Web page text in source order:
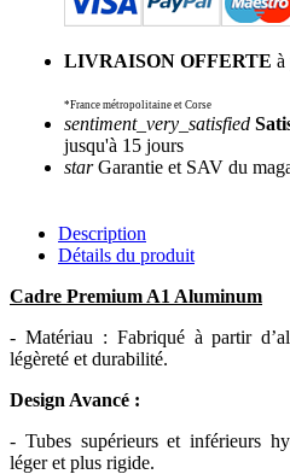
LIVRAISON OFFERTE à
*France métropolitaine et Corse
sentiment_very_satisfied
jusqu'à 15 jours
starGarantie et SAV du
Description
Détails du produit
Cadre Premium A1 Aluminum
- Matériau : Fabriqué à partir
légèreté et durabilité.
Design Avancé :
- Tubes supérieurs et inférieurs
léger et plus rigide.